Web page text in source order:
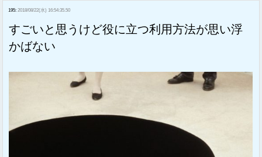
195: 2018/08/22(水) 16:54:35.50
すごいと思うけど役に立つ利用方法が思い浮
かばない